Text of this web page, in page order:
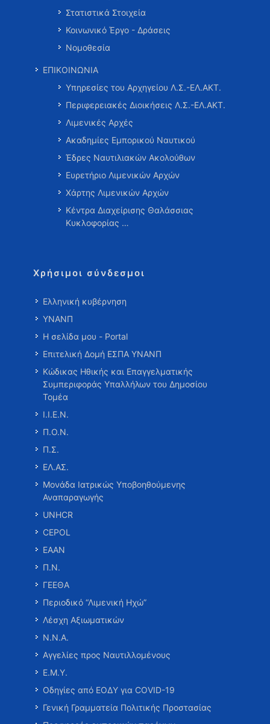
Στατιστικά Στοιχεία
Κοινωνικό Έργο - Δράσεις
Νομοθεσία
ΕΠΙΚΟΙΝΩΝΙΑ
Υπηρεσίες του Αρχηγείου Λ.Σ.-ΕΛ.ΑΚΤ.
Περιφερειακές Διοικήσεις Λ.Σ.-ΕΛ.ΑΚΤ.
Λιμενικές Αρχές
Ακαδημίες Εμπορικού Ναυτικού
Έδρες Ναυτιλιακών Ακολούθων
Ευρετήριο Λιμενικών Αρχών
Χάρτης Λιμενικών Αρχών
Κέντρα Διαχείρισης Θαλάσσιας
Κυκλοφορίας …
Χρήσιμοι σύνδεσμοι
Ελληνική κυβέρνηση
ΥΝΑΝΠ
Η σελίδα μου - Portal
Επιτελική Δομή ΕΣΠΑ ΥΝΑΝΠ
Κώδικας Ηθικής και Επαγγελματικής
Συμπεριφοράς Υπαλλήλων του Δημοσίου
Τομέα
Ι.Ι.Ε.Ν.
Π.Ο.Ν.
Π.Σ.
ΕΛ.ΑΣ.
Μονάδα Ιατρικώς Υποβοηθούμενης
Αναπαραγωγής
UNHCR
CEPOL
ΕΑΑΝ
Π.Ν.
ΓΕΕΘΑ
Περιοδικό “Λιμενική Ηχώ”
Λέσχη Αξιωματικών
Ν.Ν.Α.
Αγγελίες προς Ναυτιλλομένους
Ε.Μ.Υ.
Οδηγίες από ΕΟΔΥ για COVID-19
Γενική Γραμματεία Πολιτικής Προστασίας